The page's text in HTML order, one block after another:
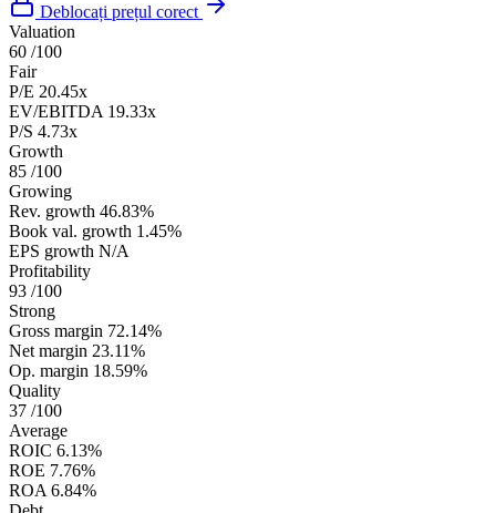
Deblocați prețul corect
Valuation
60 /100
Fair
P/E 20.45x
EV/EBITDA 19.33x
P/S 4.73x
Growth
85 /100
Growing
Rev. growth 46.83%
Book val. growth 1.45%
EPS growth N/A
Profitability
93 /100
Strong
Gross margin 72.14%
Net margin 23.11%
Op. margin 18.59%
Quality
37 /100
Average
ROIC 6.13%
ROE 7.76%
ROA 6.84%